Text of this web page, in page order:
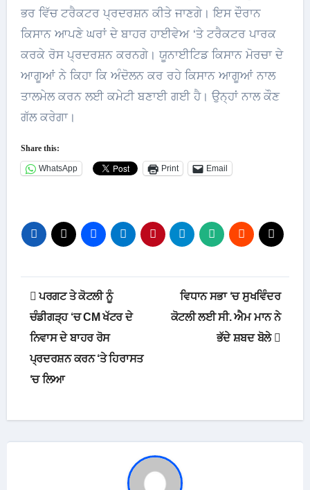
ਭਰ ਵਿੱਚ ਟਰੈਕਟਰ ਪ੍ਰਦਰਸ਼ਨ ਕੀਤੇ ਜਾਣਗੇ। ਇਸ ਦੌਰਾਨ
ਕਿਸਾਨ ਆਪਣੇ ਘਰਾਂ ਦੇ ਬਾਹਰ ਹਾਈਵੇਅ ‘ਤੇ ਟਰੈਕਟਰ ਪਾਰਕ
ਕਰਕੇ ਰੋਸ ਪ੍ਰਦਰਸ਼ਨ ਕਰਨਗੇ। ਯੂਨਾਈਟਿਡ ਕਿਸਾਨ ਮੋਰਚਾ ਦੇ
ਆਗੂਆਂ ਨੇ ਕਿਹਾ ਕਿ ਅੰਦੋਲਨ ਕਰ ਰਹੇ ਕਿਸਾਨ ਆਗੂਆਂ ਨਾਲ
ਤਾਲਮੇਲ ਕਰਨ ਲਈ ਕਮੇਟੀ ਬਣਾਈ ਗਈ ਹੈ। ਉਨ੍ਹਾਂ ਨਾਲ ਕੌਣ
ਗੱਲ ਕਰੇਗਾ।
Share this:
WhatsApp Print Email
Post
navigation
ਪਰਗਟ ਤੇ ਕੋਟਲੀ ਨੂੰ
ਚੰਡੀਗੜ੍ਹ ‘ਚ CM ਖੱਟਰ ਦੇ
ਨਿਵਾਸ ਦੇ ਬਾਹਰ ਰੋਸ
ਪ੍ਰਦਰਸ਼ਨ ਕਰਨ ‘ਤੇ ਹਿਰਾਸਤ
‘ਚ ਲਿਆ
ਵਿਧਾਨ ਸਭਾ ‘ਚ ਸੁਖਵਿੰਦਰ
ਕੋਟਲੀ ਲਈ ਸੀ. ਐਮ ਮਾਨ ਨੇ
ਭੱਦੇ ਸ਼ਬਦ ਬੋਲੇ